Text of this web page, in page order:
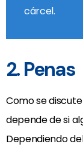
cárcel.
2. Penas
Como se
depende de si
Dependiendo